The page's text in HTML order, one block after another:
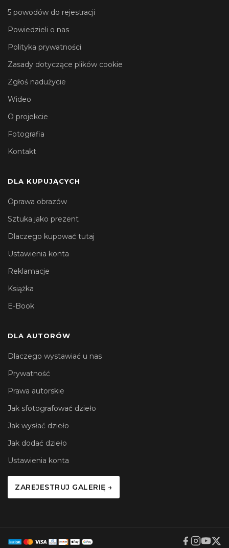
5 powodów do rejestracji
Powiedzieli o nas
Polityka prywatności
Zasady dotyczące plików cookie
Zgłoś nadużycie
Wideo
O projekcie
Fotografia
Kontakt
DLA KUPUJĄCYCH
Oprawa obrazów
Sztuka jako prezent
Dlaczego kupować tutaj
Ustawienia konta
Reklamacje
Książka
E-Book
DLA AUTORÓW
Dlaczego wystawiać u nas
Prywatność
Prawa autorskie
Jak sfotografować dzieło
Jak wysłać dzieło
Jak dodać dzieło
Ustawienia konta
ZAREJESTRUJ GALERIĘ →